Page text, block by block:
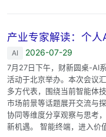
产业专家解读：个
AI 2026-07-29
7月27日下午，财新圆桌-AI
活动于北京举办。本次会议
多方代表，围绕当前智能体
市场前景等话题展开交流与
协同等维度分享观察与思考
新机遇。 智能终端，进入价